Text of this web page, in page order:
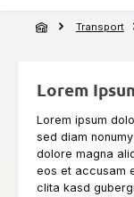
Transport
Lorem
Lorem ipsum
sed diam
dolore magna
eos et accusam
clita kasd